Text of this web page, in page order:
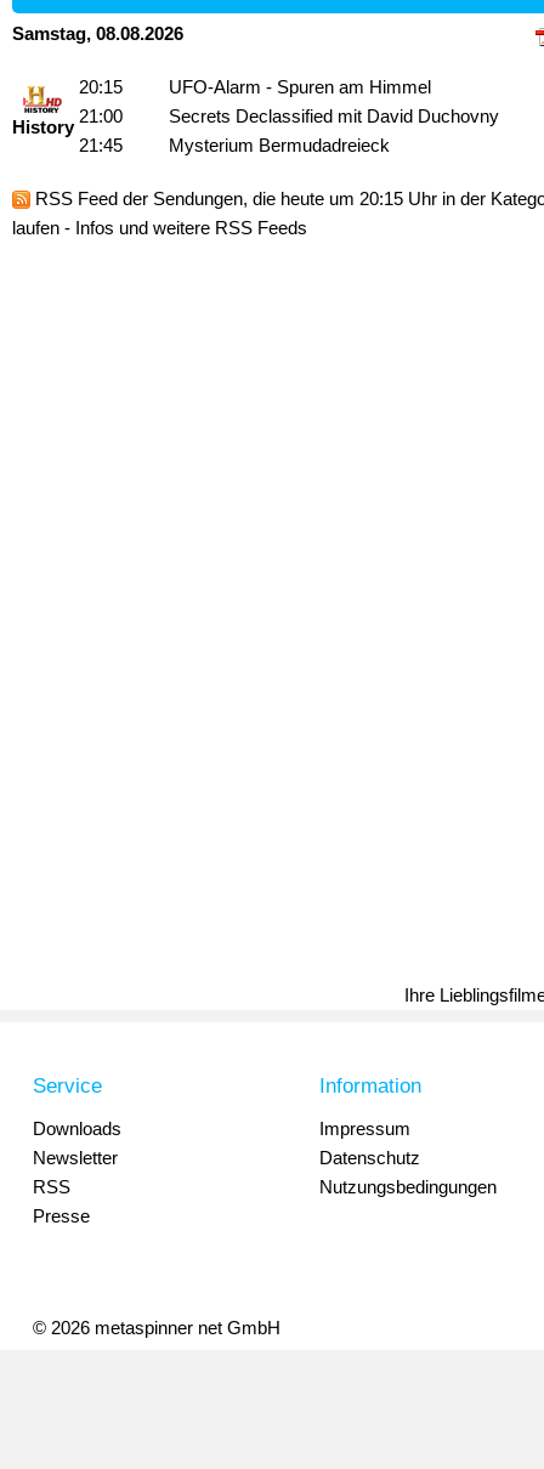
Samstag, 08.08.2026
History
20:15
UFO-Alarm - Spuren am Himmel
21:00
Secrets Declassified mit David Duchovny
21:45
Mysterium Bermudadreieck
RSS Feed der Sendungen, die heute um 20:15 Uhr in der
laufen - Infos und weitere RSS Feeds
Ihre
Service
Downloads
Newsletter
RSS
Presse
Information
Impressum
Datenschutz
Nutzungsbedingungen
© 2026 metaspinner net GmbH